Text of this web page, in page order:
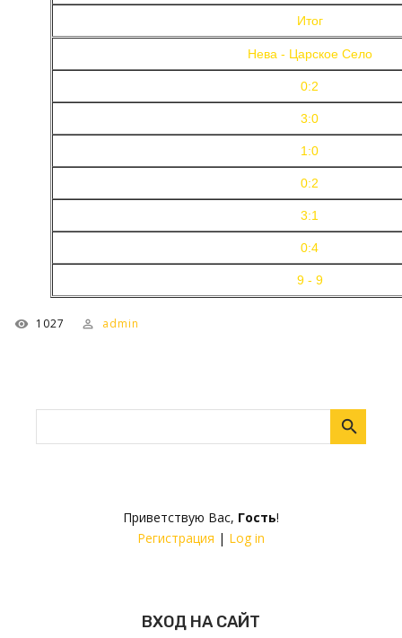
Приветствую Вас, Гость!
Регистрация | Log in
ВХОД НА САЙТ
Итог
Нева - Царское Село
0:2
3:0
1:0
0:2
3:1
0:4
9 - 9
1027 admin